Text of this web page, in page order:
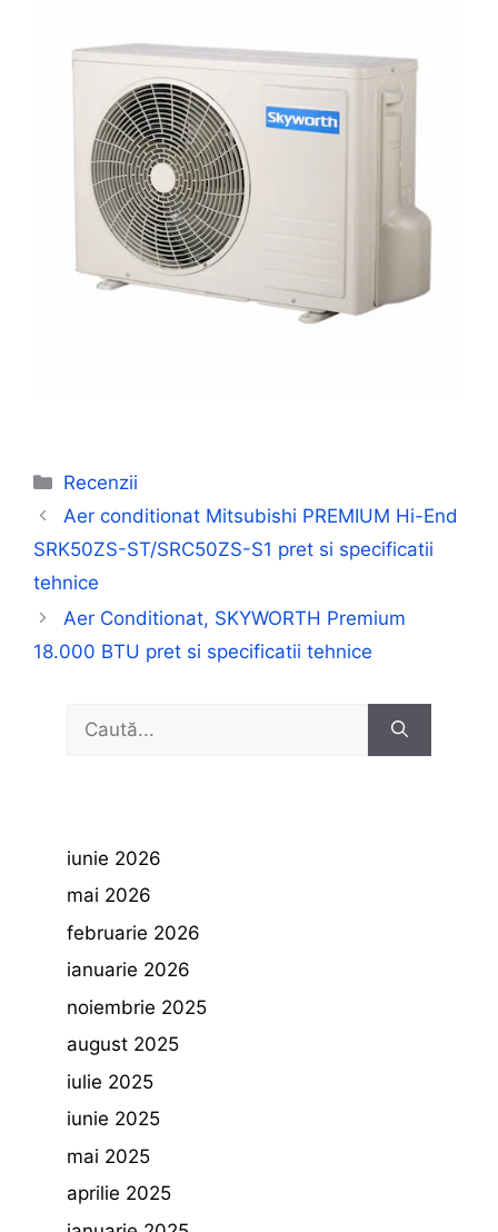
Categorii
Recenzii
Aer conditionat Mitsubishi PREMIUM Hi-End
SRK50ZS-ST/SRC50ZS-S1 pret si specificatii
tehnice
Aer Conditionat, SKYWORTH Premium
18.000 BTU pret si specificatii tehnice
după:
iunie 2026
mai 2026
februarie 2026
ianuarie 2026
noiembrie 2025
august 2025
iulie 2025
iunie 2025
mai 2025
aprilie 2025